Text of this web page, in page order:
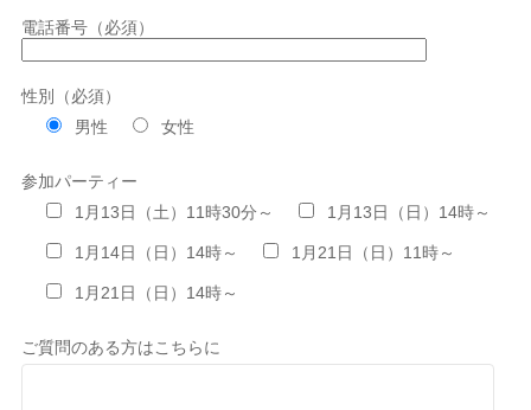
電話番号（必須）
性別（必須）
男性
女性
参加パーティー
1月13日（土）11時30分～
1月13日（日）14時～
1月14日（日）14時～ 1月21日（日）11時～
1月21日（日）14時～
ご質問のある方はこちらに